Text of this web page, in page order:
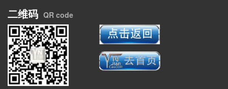
江,易门,通海,江川,
元江,新平,峨山,保
山,施甸,昌宁,龙陵,
腾冲,昭通,昭阳,永
善,绥江,镇雄,大关,
盐津,巧家,彝良,威
信,水富,鲁甸,丽江,
玉龙,华坪,永胜,宁
二维码 QR code